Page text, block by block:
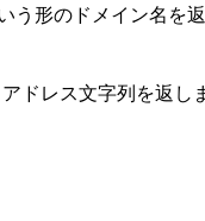
形のドメイン名を返
ドレス文字列を返し